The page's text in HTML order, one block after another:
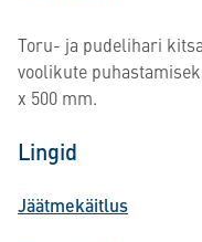
Toru- ja pudelihari
voolikute
x 500 mm.
Lingid
Jäätmekäitlus